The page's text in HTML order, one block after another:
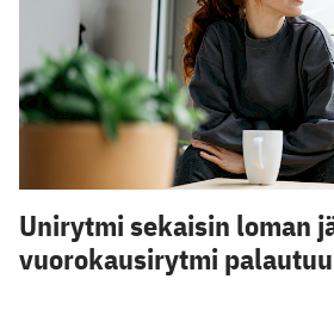
Unirytmi sekaisin loman
vuorokausirytmi palautuu